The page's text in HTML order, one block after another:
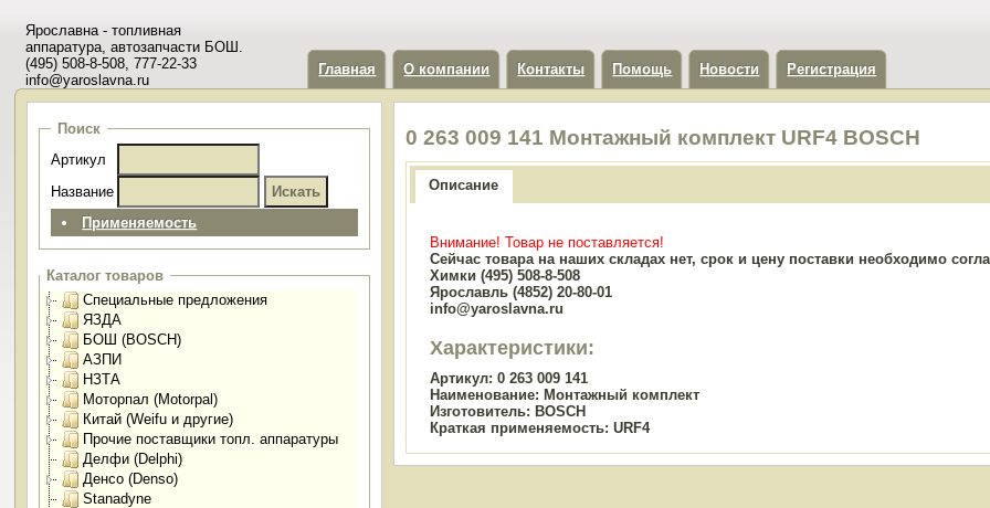
Ярославна - топливная
аппаратура, автозапчасти БОШ.
(495) 508-8-508, 777-22-33
info@yaroslavna.ru
Главная О компании Контакты Помощь Новости Регистрация
Поиск
Артикул
Название
Применяемость
Каталог товаров
Специальные предложения
ЯЗДА
БОШ (BOSCH)
АЗПИ
НЗТА
Моторпал (Motorpal)
Китай (Weifu и другие)
Прочие поставщики топл. аппаратуры
Делфи (Delphi)
Денсо (Denso)
Stanadyne
0 263 009 141 Монтажный комплект URF4 BOSCH
Описание
Внимание! Товар не поставляется!
Сейчас товара на наших складах нет, срок и цену поставки необходимо
Химки (495) 508-8-508
Ярославль (4852) 20-80-01
info@yaroslavna.ru
Характеристики:
Артикул: 0 263 009 141
Наименование: Монтажный комплект
Изготовитель: BOSCH
Краткая применяемость: URF4